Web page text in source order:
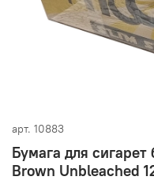
арт. 10883
Бумага для
Brown Unbleached